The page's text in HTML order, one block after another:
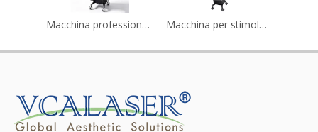
Macchina professionale per la stimolazione muscolare del pavimento pelvico Macchina per stimolatore muscolare HIEMT per trattamenti di modellamento del corpo non invasivi